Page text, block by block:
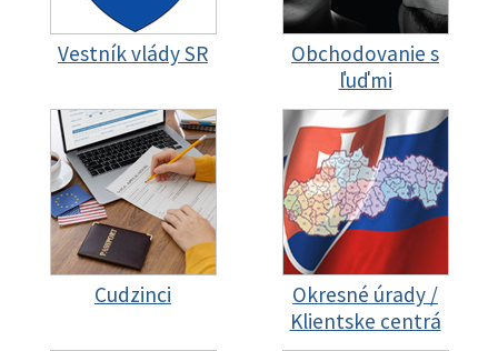
Vestník vlády SR
Obchodovanie s
ľuďmi
Cudzinci
Okresné úrady /
Klientske centrá